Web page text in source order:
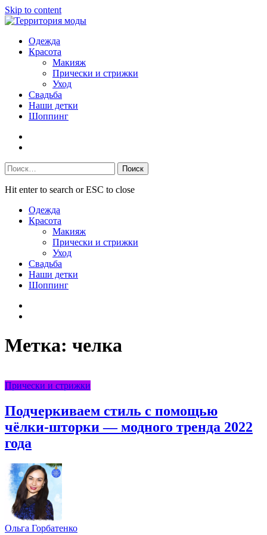
Skip to content
Одежда
Красота
Макияж
Прически и стрижки
Уход
Свадьба
Наши детки
Шоппинг
Найти:
Hit enter to search or ESC to close
Одежда
Красота
Макияж
Прически и стрижки
Уход
Свадьба
Наши детки
Шоппинг
Метка: челка
Прически и стрижки
Подчеркиваем стиль с помощью
чёлки-шторки — модного тренда 2022
года
Ольга Горбатенко